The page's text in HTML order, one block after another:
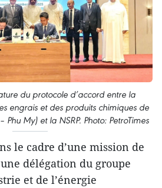
du protocole d’accord entre la
engrais et des produits chimiques de
Phu My) et la NSRP. Photo: PetroTimes
le cadre d’une mission de
délégation du groupe
et de l’énergie